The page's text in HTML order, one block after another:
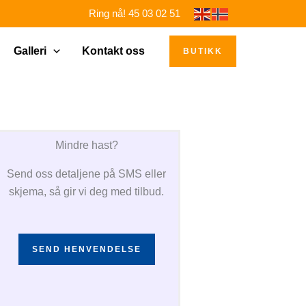
Ring nå! 45 03 02 51
Galleri Kontakt oss BUTIKK
Mindre hast?
Send oss detaljene på SMS eller
skjema, så gir vi deg med tilbud.
SEND HENVENDELSE